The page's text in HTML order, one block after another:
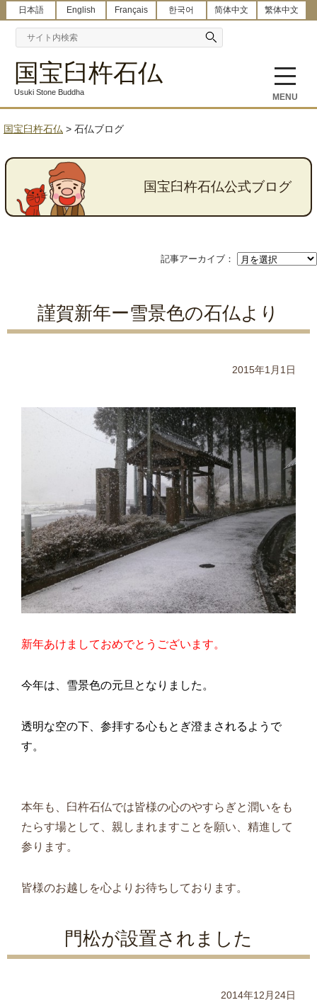
日本語 English Français 한국어 简体中文 繁体中文
国宝臼杵石仏
Usuki Stone Buddha MENU
国宝臼杵石仏 > 石仏ブログ
国宝臼杵石仏公式ブログ
記事アーカイブ：
謹賀新年ー雪景色の石仏より
2015年1月1日
新年あけましておめでとうございます。
今年は、雪景色の元旦となりました。
透明な空の下、参拝する心もとぎ澄まされるようで
す。
本年も、臼杵石仏では皆様の心のやすらぎと潤いをも
たらす場として、親しまれますことを願い、精進して
参ります。
皆様のお越しを心よりお待ちしております。
門松が設置されました
2014年12月24日